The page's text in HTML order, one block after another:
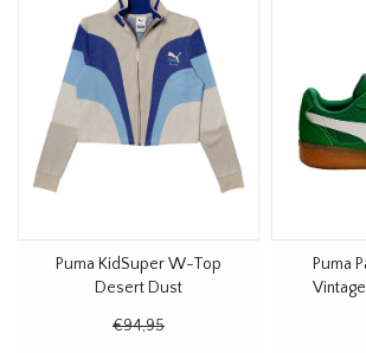
Puma KidSuper W-Top
Desert Dust
€94,95
Puma